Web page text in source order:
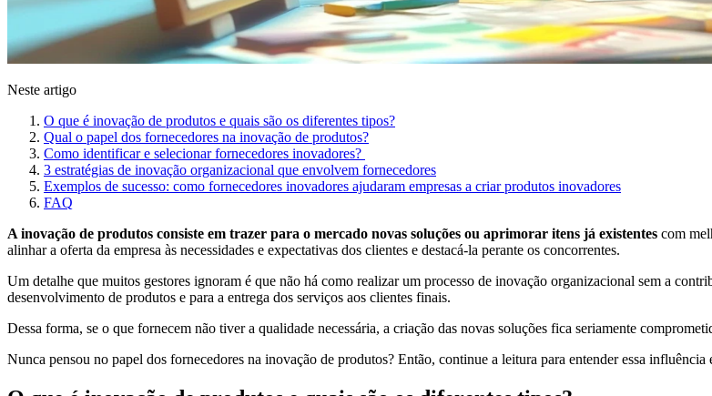
Neste artigo
O que é inovação de produtos e quais são os diferentes tipos?
Qual o papel dos fornecedores na inovação de produtos?
Como identificar e selecionar fornecedores inovadores?
3 estratégias de inovação organizacional que envolvem fornecedores
Exemplos de sucesso: como fornecedores inovadores ajudaram empresas a criar produtos inovadores
FAQ
A inovação de produtos consiste em trazer para o mercado novas soluções ou aprimorar itens já existentes com
alinhar a oferta da empresa às necessidades e expectativas dos clientes e destacá-la perante os concorrentes.
Um detalhe que muitos gestores ignoram é que não há como realizar um processo de inovação organizacional sem a
desenvolvimento de produtos e para a entrega dos serviços aos clientes finais.
Dessa forma, se o que fornecem não tiver a qualidade necessária, a criação das novas soluções fica seriamente
Nunca pensou no papel dos fornecedores na inovação de produtos? Então, continue a leitura para entender essa